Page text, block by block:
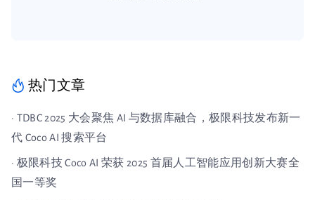
热门文章
· TDBC 2025 大会聚焦 AI 与数据库融合，极限科技发布新一
代 Coco AI 搜索平台
· 极限科技 Coco AI 荣获 2025 首届人工智能应用创新大赛全
国一等奖